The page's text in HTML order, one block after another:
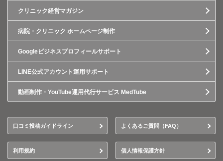
クリニック経営マガジン
病院・クリニック ホームページ制作
Googleビジネスプロフィールサポート
LINE公式アカウント運用サポート
動画制作・YouTube運用代行サービス MedTube
口コミ投稿ガイドライン よくあるご質問（FAQ）
利用規約 個人情報保護方針